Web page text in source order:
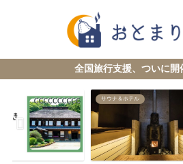
全国旅行支援、ついに
サウナ＆ホテル